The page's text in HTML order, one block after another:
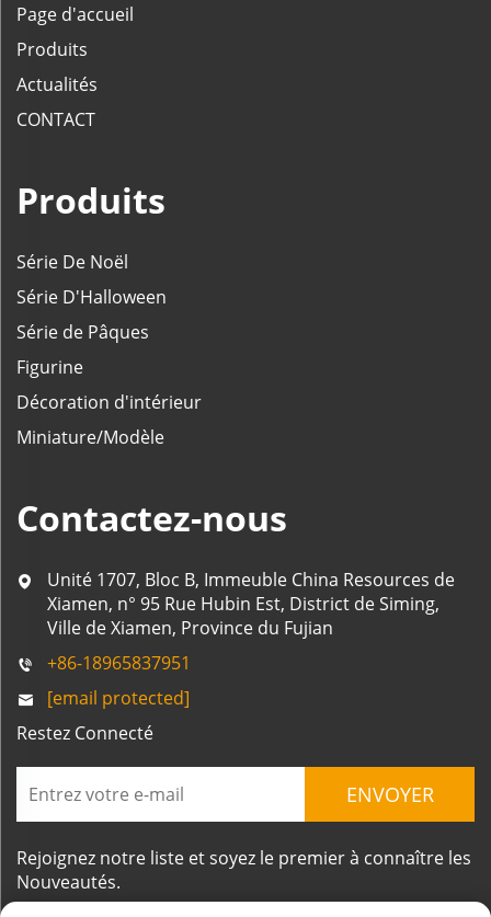
Page d'accueil
Produits
Actualités
CONTACT
Produits
Série De Noël
Série D'Halloween
Série de Pâques
Figurine
Décoration d'intérieur
Miniature/Modèle
Contactez-nous
Unité 1707, Bloc B, Immeuble China Resources de
Xiamen, n° 95 Rue Hubin Est, District de Siming,
Ville de Xiamen, Province du Fujian
+86-18965837951
[email protected]
Restez Connecté
ENVOYER
Rejoignez notre liste et soyez le premier à connaître les
Nouveautés.